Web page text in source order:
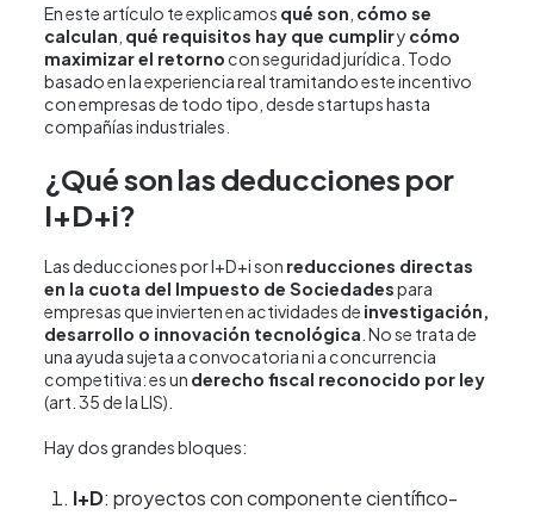
En este artículo te explicamos qué son cómo se
calculan qué requisitos hay que cumpliry cómo
maximizar el retorno con seguridad jurídica. Todo
basado en la experiencia real tramitando este incentivo
con empresas de todo tipo, desde startups hasta
compañías industriales.
¿Qué son las deducciones por
I+D+i?
Las deducciones por I+D+i son reducciones directas
en la cuota del Impuesto de Sociedadespara
empresas que invierten en actividades de investigación,
desarrollo o innovación tecnológica . No se trata de
una ayuda sujeta a convocatoria ni a concurrencia
competitiva: es un derecho fiscal reconocido por ley
(art. 35 de la LIS).
Hay dos grandes bloques:
I+D: proyectos con componente científico-